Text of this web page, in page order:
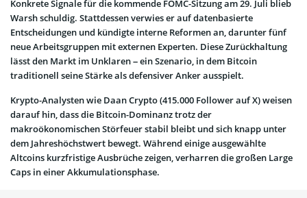
Konkrete Signale für die kommende FOMC-Sitzung am 29. Juli blieb
Warsh schuldig. Stattdessen verwies er auf datenbasierte
Entscheidungen und kündigte interne Reformen an, darunter fünf
neue Arbeitsgruppen mit externen Experten. Diese Zurückhaltung
lässt den Markt im Unklaren – ein Szenario, in dem Bitcoin
traditionell seine Stärke als defensiver Anker ausspielt.
Krypto-Analysten wie Daan Crypto (415.000 Follower auf X) weisen
darauf hin, dass die Bitcoin-Dominanz trotz der
makroökonomischen Störfeuer stabil bleibt und sich knapp unter
dem Jahreshöchstwert bewegt. Während einige ausgewählte
Altcoins kurzfristige Ausbrüche zeigen, verharren die großen Large
Caps in einer Akkumulationsphase.